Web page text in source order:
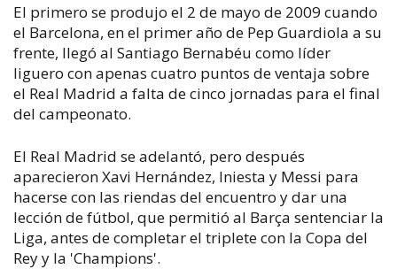
El primero se produjo el 2 de mayo de 2009 cuando
el Barcelona, en el primer año de Pep Guardiola a su
frente, llegó al Santiago Bernabéu como líder
liguero con apenas cuatro puntos de ventaja sobre
el Real Madrid a falta de cinco jornadas para el final
del campeonato.
El Real Madrid se adelantó, pero después
aparecieron Xavi Hernández, Iniesta y Messi para
hacerse con las riendas del encuentro y dar una
lección de fútbol, que permitió al Barça sentenciar la
Liga, antes de completar el triplete con la Copa del
Rey y la 'Champions'.